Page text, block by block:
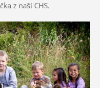
z naší CHS.